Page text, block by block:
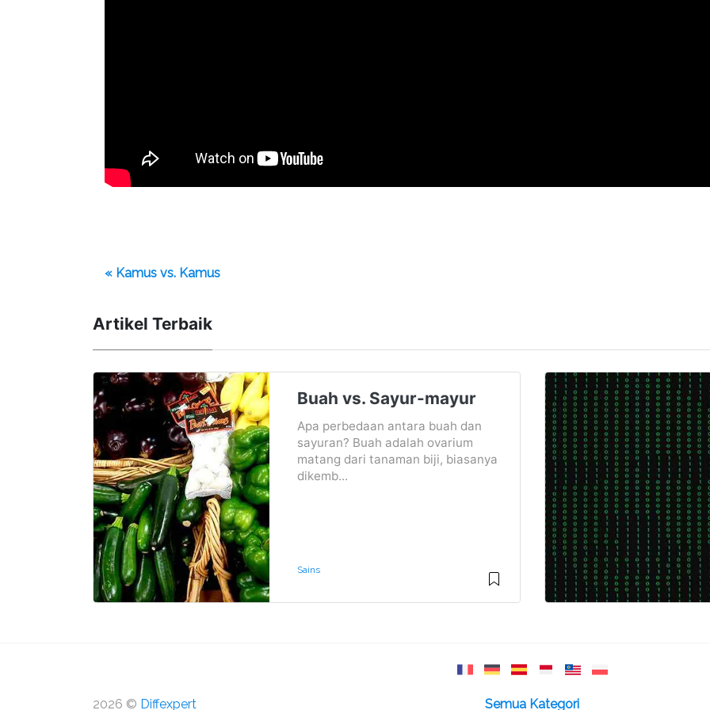
« Kamus vs. Kamus
Artikel Terbaik
Buah vs. Sayur-mayur
Apa perbedaan antara buah dan
sayuran? Buah adalah ovarium
matang dari tanaman biji, biasanya
dikemb...
Sains
2026 © Diffexpert Semua Kategori